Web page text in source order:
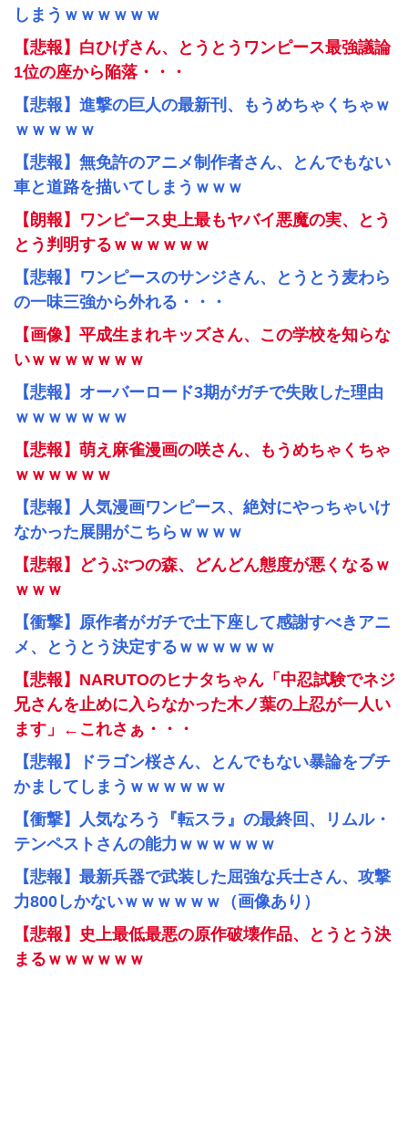
しまうｗｗｗｗｗｗ
【悲報】白ひげさん、とうとうワンピース最強議論
1位の座から陥落・・・
【悲報】進撃の巨人の最新刊、もうめちゃくちゃｗ
ｗｗｗｗｗ
【悲報】無免許のアニメ制作者さん、とんでもない
車と道路を描いてしまうｗｗｗ
【朗報】ワンピース史上最もヤバイ悪魔の実、とう
とう判明するｗｗｗｗｗｗ
【悲報】ワンピースのサンジさん、とうとう麦わら
の一味三強から外れる・・・
【画像】平成生まれキッズさん、この学校を知らな
いｗｗｗｗｗｗｗ
【悲報】オーバーロード3期がガチで失敗した理由
ｗｗｗｗｗｗｗ
【悲報】萌え麻雀漫画の咲さん、もうめちゃくちゃ
ｗｗｗｗｗｗ
【悲報】人気漫画ワンピース、絶対にやっちゃいけ
なかった展開がこちらｗｗｗｗ
【悲報】どうぶつの森、どんどん態度が悪くなるｗ
ｗｗｗ
【衝撃】原作者がガチで土下座して感謝すべきアニ
メ、とうとう決定するｗｗｗｗｗｗ
【悲報】NARUTOのヒナタちゃん「中忍試験でネジ
兄さんを止めに入らなかった木ノ葉の上忍が一人い
ます」←これさぁ・・・
【悲報】ドラゴン桜さん、とんでもない暴論をブチ
かましてしまうｗｗｗｗｗｗ
【衝撃】人気なろう『転スラ』の最終回、リムル・
テンペストさんの能力ｗｗｗｗｗｗ
【悲報】最新兵器で武装した屈強な兵士さん、攻撃
力800しかないｗｗｗｗｗｗ（画像あり）
【悲報】史上最低最悪の原作破壊作品、とうとう決
まるｗｗｗｗｗｗ